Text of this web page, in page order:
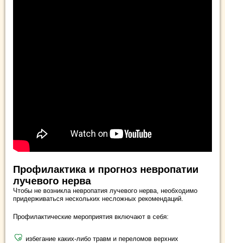
Профилактика и прогноз невропатии
лучевого нерва
Чтобы не возникла невропатия лучевого нерва, необходимо
придерживаться нескольких несложных рекомендаций.
Профилактические мероприятия включают в себя:
избегание каких-либо травм и переломов верхних